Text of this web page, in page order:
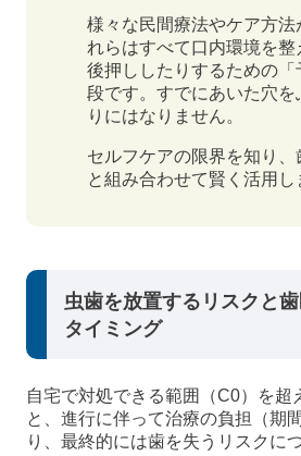
様々な民間療法やケア方法
れらはすべて口内環境を整
後押ししたりするための
段です。すでにあいた穴を
りにはなりません。
セルフケアの限界を知り、
と組み合わせて賢く活用し
虫歯を放置するリスクと
タイミング
自宅で対処できる範囲（C0）を超
と、進行に伴って治療の負担（期
り、最終的には歯を失うリスクに